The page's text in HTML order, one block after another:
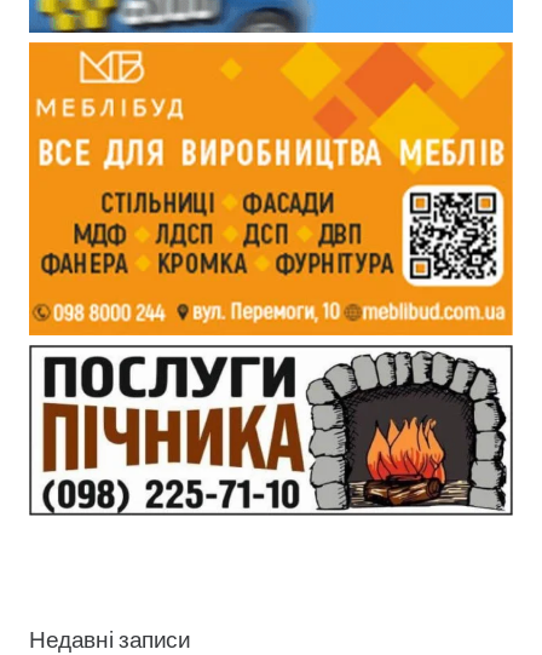
Недавні записи